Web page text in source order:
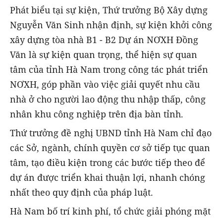
Phát biểu tại sự kiện, Thứ trưởng Bộ Xây dựng
Nguyễn Văn Sinh nhận định, sự kiện khởi công
xây dựng tòa nhà B1 - B2 Dự án NƠXH Đồng
Văn là sự kiện quan trọng, thể hiện sự quan
tâm của tỉnh Hà Nam trong công tác phát triển
NƠXH, góp phần vào việc giải quyết nhu cầu
nhà ở cho người lao động thu nhập thấp, công
nhân khu công nghiệp trên địa bàn tỉnh.
Thứ trưởng đề nghị UBND tỉnh Hà Nam chỉ đạo
các Sở, ngành, chính quyền cơ sở tiếp tục quan
tâm, tạo điều kiện trong các bước tiếp theo để
dự án được triển khai thuận lợi, nhanh chóng
nhất theo quy định của pháp luật.
Hà Nam bố trí kinh phí, tổ chức giải phóng mặt